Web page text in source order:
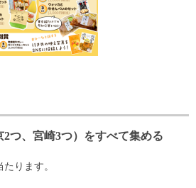
つ、宮崎3つ）をすべて集める
ります。